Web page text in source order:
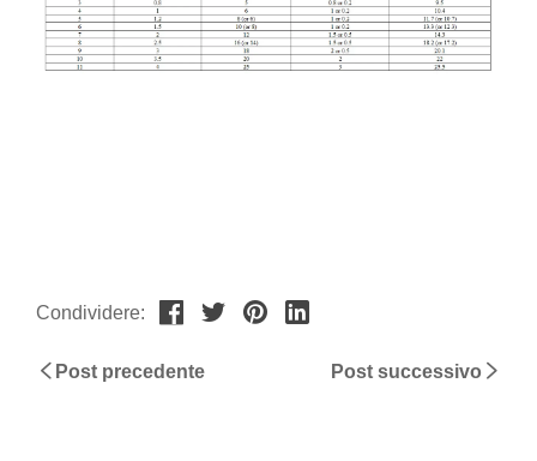
Condividere:
Post precedente Post successivo